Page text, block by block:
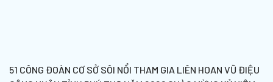
51 CÔNG ĐOÀN CƠ SỞ SÔI NỔI THAM GIA LIÊN HOAN VŨ ĐIỆU